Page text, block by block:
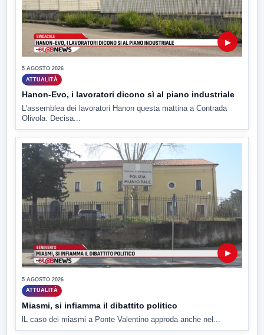
▶
5 AGOSTO 2026
ATTUALITÀ
Hanon-Evo, i lavoratori dicono sì al piano industriale
L'assemblea dei lavoratori Hanon questa mattina a Contrada
Olivola. Decisa...
▶
5 AGOSTO 2026
ATTUALITÀ
Miasmi, si infiamma il dibattito politico
lL caso dei miasmi a Ponte Valentino approda anche nel...